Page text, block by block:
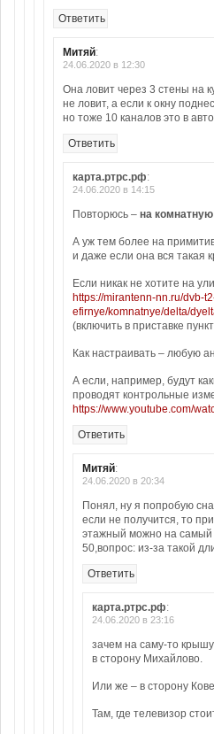
Ответить
Митяй:
24.06.2020 в 12:30
Она ловит через 3 стены на
не ловит, а если к окну
но тоже 10 каналов это в
Ответить
карта.ртрс.рф:
24.06.2020 в 14:15
Повторюсь – на комнатную
А уж тем более на
и даже если она вся такая
Если никак не хотите на
https://mirantenn-nn.ru/dvb-
efirnye/komnatnye/delta/
(включить в приставке
Как настраивать – любую
А если, например, будут
проводят контрольные
https://www.youtube.com/
Ответить
Митяй:
24.06.2020 в 20:34
Понял, ну я попробую
если не получится, то
этажный можно на самый
50,вопрос: из-за такой
Ответить
карта.ртрс.рф:
24.06.2020 в 23:16
зачем на саму-то
в сторону Михайлово.
Или же – в сторону
Там, где телевизор